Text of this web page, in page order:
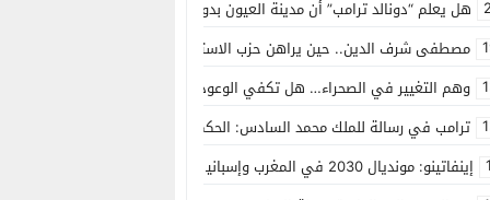
هل يعلم “دونالد ترامب” أن مدينة العيون بدون ماء؟
مصطفى شرف الدين.. حين يراهن حزب الاستقلال على الكفاءة ويمنح الشباب
وهم التغيير في الصحراء… هل تكفي الوعود الفارغة لصناعة الواقع؟
ترامب في رسالة للملك محمد السادس: الحكم الذاتي هو الأساس الوحيد لحل
إينفاتينو: مونديال 2030 في المغرب وإسبانيا والبرتغال سيكون “الأجمل في التاريخ”